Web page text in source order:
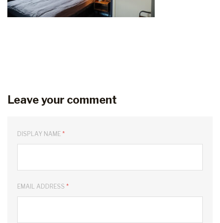
Leave your comment
DISPLAY NAME *
EMAIL ADDRESS *